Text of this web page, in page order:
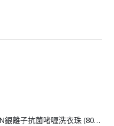
[J206232] 日本BON BON銀離子抗菌啫喱洗衣珠 (80粒)